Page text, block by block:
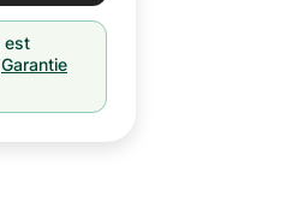
est
Garantie